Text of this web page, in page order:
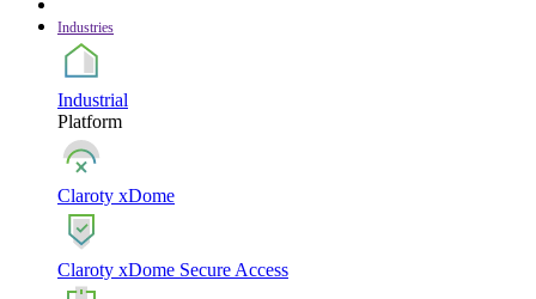
Industries
Industrial
Platform
Claroty xDome
Claroty xDome Secure Access